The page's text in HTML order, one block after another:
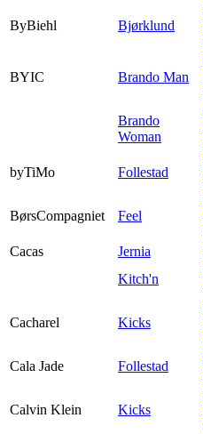
ByBiehl Bjørklund
BYIC Brando Man
Brando
Woman
byTiMo
Follestad
BørsCompagniet Feel
Cacas
Jernia
Kitch'n
Cacharel Kicks
Cala Jade
Follestad
Calvin Klein Kicks